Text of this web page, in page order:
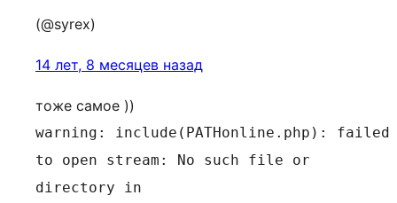
(@syrex)
14 лет, 8 месяцев назад
тоже самое ))
warning: include(PATHonline.php): failed
to open stream: No such file or
directory in